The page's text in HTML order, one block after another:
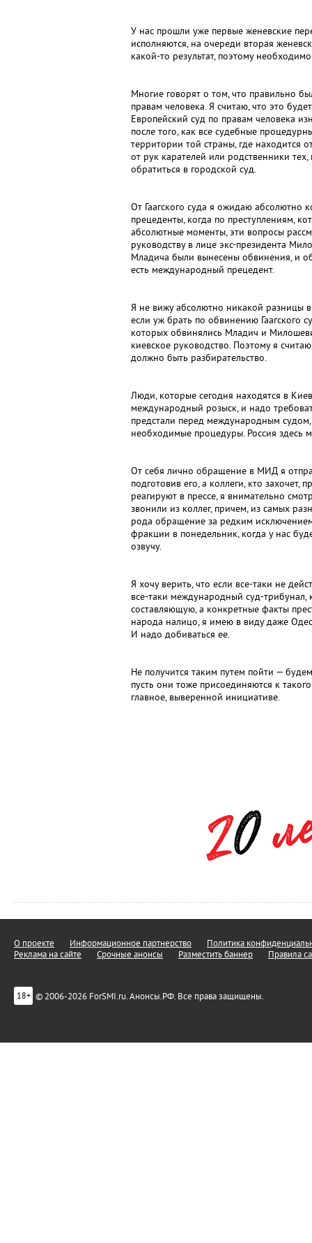
У нас прошли уже первые женевские
исполняются, на очереди вторая
какой-то результат, поэтому
Многие говорят о том, что правильно
правам человека. Я считаю, что это
Европейский суд по правам человека
после того, как все судебные
территории той страны, где находится
от рук карателей или родственники
обратиться в городской суд.
От Гаагского суда я ожидаю абсолютно
прецеденты, когда по преступлениям,
абсолютные моменты, эти вопросы
руководству в лице экс-президента
Младича были вынесены обвинения, и
есть международный прецедент.
Я не вижу абсолютно никакой разницы
если уж брать по обвинению Гаагского
которых обвинялись Младич и
киевское руководство. Поэтому я
должно быть разбирательство.
Люди, которые сегодня находятся в
международный розыск, и надо
предстали перед международным
необходимые процедуры. Россия здесь
От себя лично обращение в МИД я
подготовив его, а коллеги, кто захочет,
реагируют в прессе, я внимательно
звонили из коллег, причем, из самых
рода обращение за редким
фракции в понедельник, когда у нас
озвучу.
Я хочу верить, что если все-таки не
все-таки международный суд-трибунал,
составляющую, а конкретные факты
народа налицо, я имею в виду даже
И надо добиваться ее.
Не получится таким путем пойти —
пусть они тоже присоединяются к
главное, выверенной инициативе.
О проекте Информационное партнерство
Политика
Реклама на сайте
Срочные анонсы Разместить баннер Правила
18+ © 2006-2026 ForSMI.ru. Анонсы.РФ. Все права защищены.